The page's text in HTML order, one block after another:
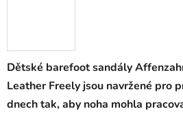
Dětské barefoot sandály
Leather Freely jsou navržené pro
dnech tak, aby noha mohla